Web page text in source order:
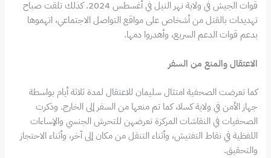
قوات الجيش في ولاية نهر النيل في أغسطس 2024. كذلك تلقت صباح
تهديدات بالقتل من أشخاص على مواقع التواصل الاجتماعي، اتهموها
بدعم قوات الدعم السريع، وأهدروا دمها.
الاعتقال والمنع من السفر
كما تعرضت الصحفية امتثال سليمان للاعتقال لمدة ثلاثة أيام بواسطة
جهاز الأمن في ولاية كسلا، كما تم منعها من السفر إلى الخارج. وذكرت
الصحفيات في النقاشات المركزة تعرضهن للتحرش الجنسي والإساءات
اللفظية في نقاط التفتيش، وأثناء التنقل من مكان إلى آخر، وأثناء الاحتجاز
والتحقيق.